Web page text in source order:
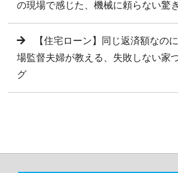
の現場で感じた、機械に頼らない驚
【住宅ローン】同じ返済額なの
場監督夫婦が教える、失敗しない家
グ